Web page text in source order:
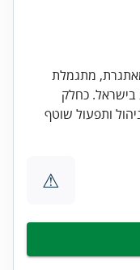
מאתגרת, מתגמלת
בישראל. כחלק
ותפעול שוטף
⚠